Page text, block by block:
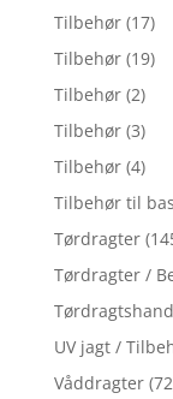
Tilbehør (17)
Tilbehør (19)
Tilbehør (2)
Tilbehør (3)
Tilbehør (4)
Tilbehør til
Tørdragter
Tørdragter /
UV jagt /
Våddragter